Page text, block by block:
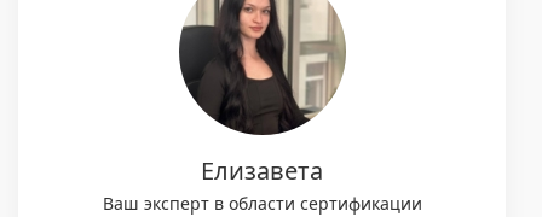
Елизавета
Ваш эксперт в области сертификации